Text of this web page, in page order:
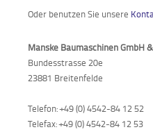
Oder benutzen Sie unsere
Manske Baumaschinen GmbH &
Bundesstrasse 20e
23881 Breitenfelde
Telefon: +49 (0) 4542-84 12 52
Telefax: +49 (0) 4542-84 12 53